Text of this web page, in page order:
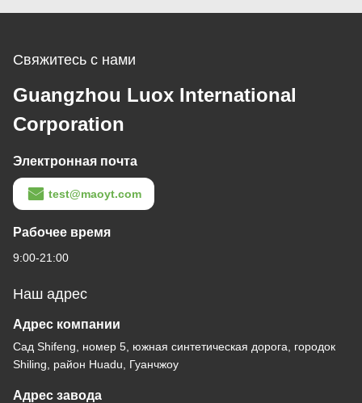
Свяжитесь с нами
Guangzhou Luox International
Corporation
Электронная почта
test@maoyt.com
Рабочее время
9:00-21:00
Наш адрес
Адрес компании
Сад Shifeng, номер 5, южная синтетическая дорога, городок
Shiling, район Huadu, Гуанчжоу
Адрес завода